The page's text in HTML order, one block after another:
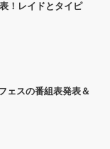
！レイドとタイピ
ェスの番組表発表＆